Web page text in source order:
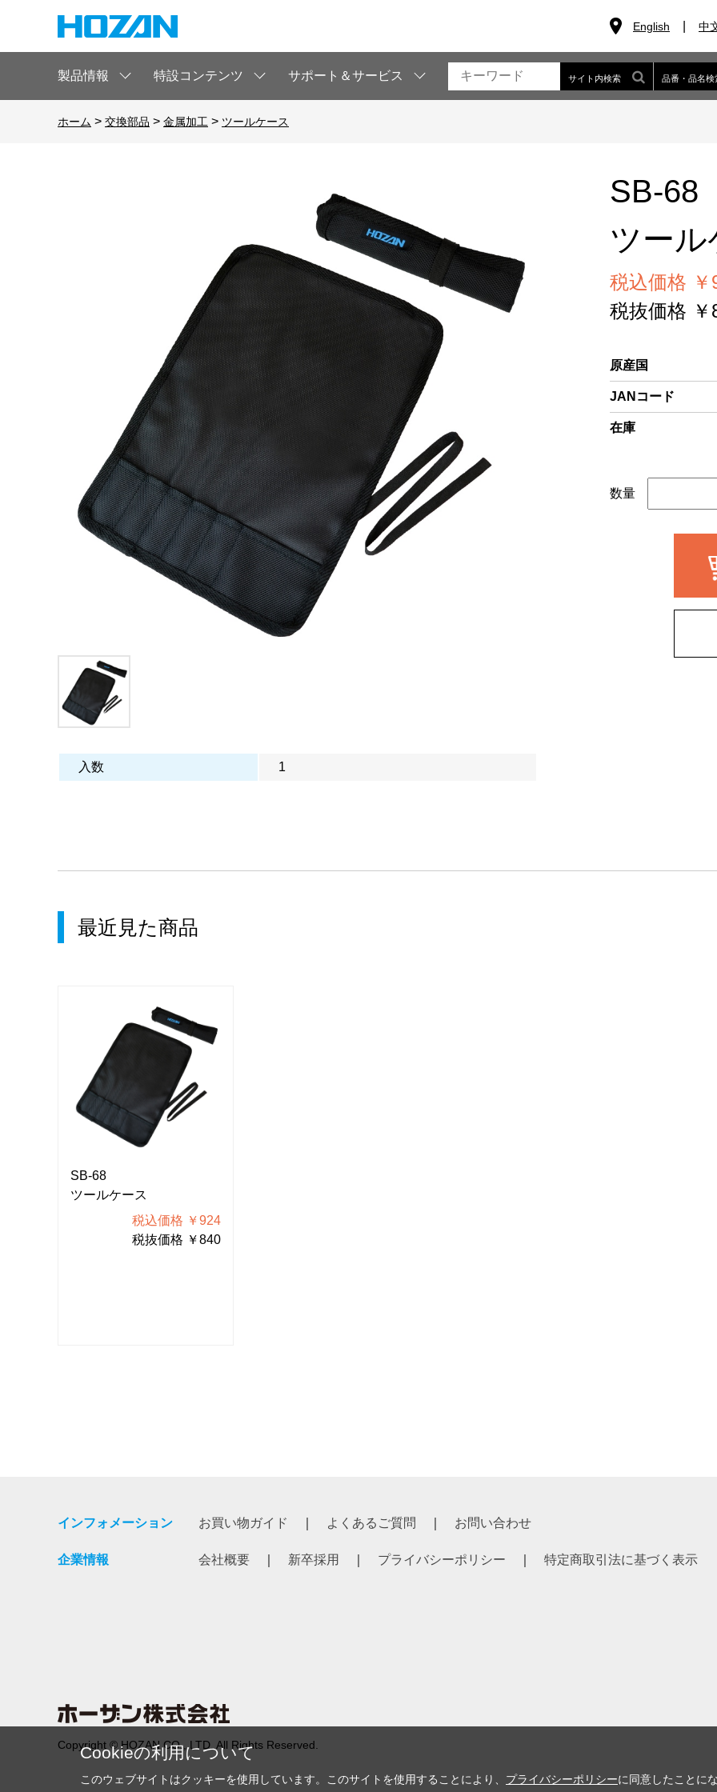
English 中
製品情報 特設コンテンツ サポート＆サービス サイト内検索 品番・品名検
ホーム > 交換部品 > 金属加工 > ツールケース
入数 1
SB-68
ツール
税込価格 ￥
税抜価格 ￥
原産国
JANコード
在庫
数量
最近見た商品
SB-68
ツールケース
税込価格 ￥924
税抜価格 ￥840
インフォメーション お買い物ガイド よくあるご質問 お問い合わせ
企業情報 会社概要 新卒採用 プライバシーポリシー 特定商取引法に基づく表示
Copyright © HOZAN CO., LTD. All Rights Reserved.
Cookieの利用について
このウェブサイトはクッキーを使用しています。このサイトを使用することにより、 プライバシーポリシーに同意したことに